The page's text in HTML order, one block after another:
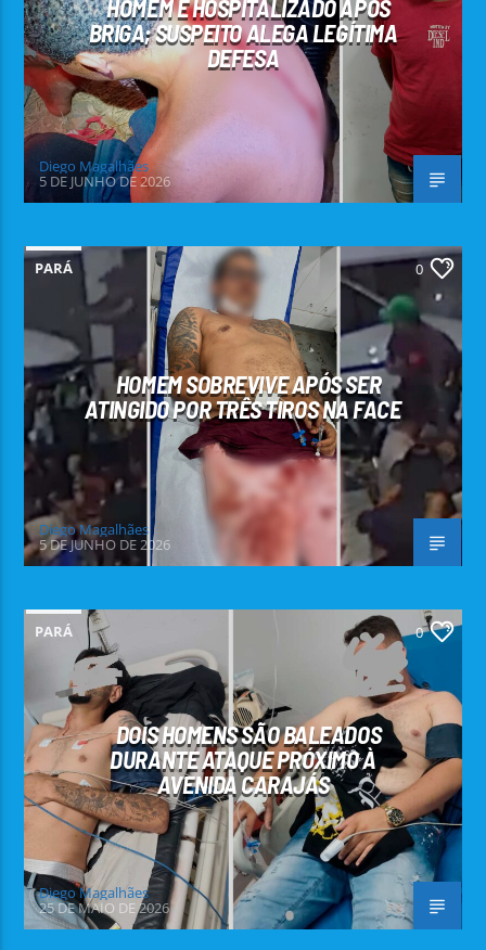
HOMEM É HOSPITALIZADO APÓS
BRIGA; SUSPEITO ALEGA LEGÍTIMA
DEFESA
Diego Magalhães
5 DE JUNHO DE 2026
PARÁ 0
HOMEM SOBREVIVE APÓS SER
ATINGIDO POR TRÊS TIROS NA FACE
Diego Magalhães
5 DE JUNHO DE 2026
PARÁ 0
DOIS HOMENS SÃO BALEADOS
DURANTE ATAQUE PRÓXIMO À
AVENIDA CARAJÁS
Diego Magalhães
25 DE MAIO DE 2026